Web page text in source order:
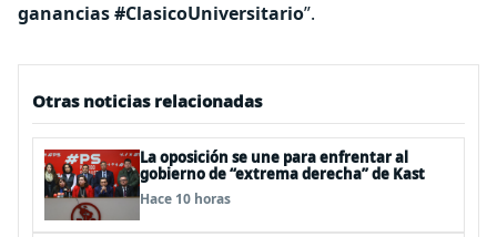
ganancias #ClasicoUniversitario”.
Otras noticias relacionadas
La oposición se une para enfrentar al
gobierno de “extrema derecha” de Kast
Hace 10 horas